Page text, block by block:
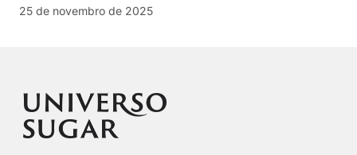
25 de novembro de 2025